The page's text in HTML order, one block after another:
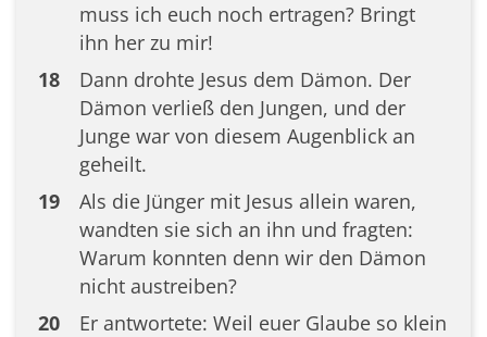
muss ich euch noch ertragen? Bringt
ihn her zu mir!
18
Dann drohte Jesus dem Dämon. Der
Dämon verließ den Jungen, und der
Junge war von diesem Augenblick an
geheilt.
19
Als die Jünger mit Jesus allein waren,
wandten sie sich an ihn und fragten:
Warum konnten denn wir den Dämon
nicht austreiben?
20
Er antwortete: Weil euer Glaube so klein